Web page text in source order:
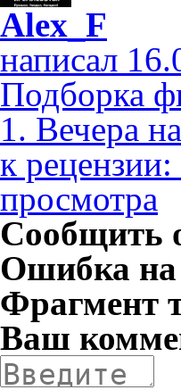
Aleх_F
написал
Подборка
1. Вечера
к
просмотра
Сообщить
Ошибка на
Фрагмент
Ваш